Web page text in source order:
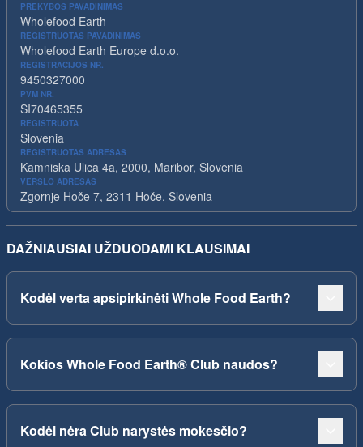
PREKYBOS PAVADINIMAS
Wholefood Earth
REGISTRUOTAS PAVADINIMAS
Wholefood Earth Europe d.o.o.
REGISTRACIJOS NR.
9450327000
PVM NR.
SI70465355
REGISTRUOTA
Slovenia
REGISTRUOTAS ADRESAS
Kamniska Ulica 4a, 2000, Maribor, Slovenia
VERSLO ADRESAS
Zgornje Hoče 7, 2311 Hoče, Slovenia
DAŽNIAUSIAI UŽDUODAMI KLAUSIMAI
Kodėl verta apsipirkinėti Whole Food Earth?
Kokios Whole Food Earth® Club naudos?
Kodėl nėra Club narystės mokesčio?